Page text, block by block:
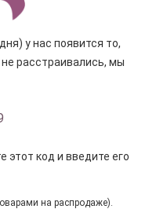
у нас появится то,
расстраивались, мы
этот код и введите его
на распродаже).